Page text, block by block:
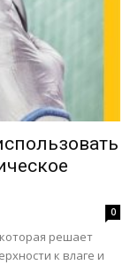
0
решает
к влаге и